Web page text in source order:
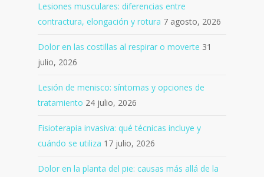
Lesiones musculares: diferencias entre
contractura, elongación y rotura 7 agosto, 2026
Dolor en las costillas al respirar o moverte 31
julio, 2026
Lesión de menisco: síntomas y opciones de
tratamiento 24 julio, 2026
Fisioterapia invasiva: qué técnicas incluye y
cuándo se utiliza 17 julio, 2026
Dolor en la planta del pie: causas más allá de la